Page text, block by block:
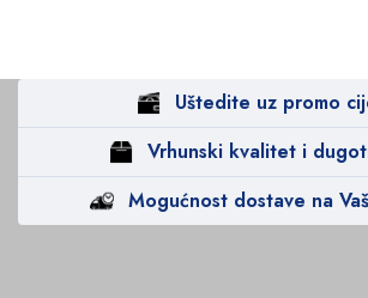
Uštedite uz promo
Vrhunski kvalitet i
Mogućnost dostave na